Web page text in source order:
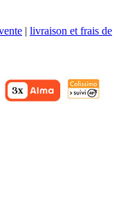
| livraison et frais de